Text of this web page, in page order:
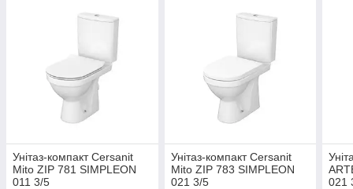
Унітаз-компакт Cersanit
Mito ZIP 781 SIMPLEON
011 3/5
Унітаз-компакт Cersanit
Mito ZIP 783 SIMPLEON
021 3/5
021